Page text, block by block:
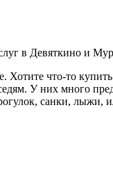
в Девяткино и
Хотите что-то
У них много
санки, лыжи,